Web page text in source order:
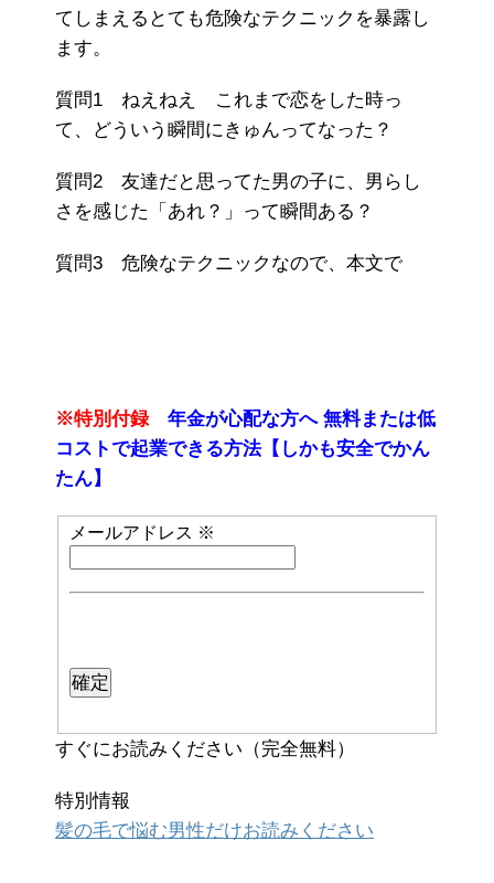
てしまえるとても危険なテクニックを暴露し
ます。
質問1 ねえねえ これまで恋をした時っ
て、どういう瞬間にきゅんってなった？
質問2 友達だと思ってた男の子に、男らし
さを感じた「あれ？」って瞬間ある？
質問3 危険なテクニックなので、本文で
※特別付録
年金が心配な方へ 無料または低
コストで起業できる方法【しかも安全でかん
たん】
メールアドレス ※
すぐにお読みください（完全無料）
特別情報
髪の毛で悩む男性だけお読みください